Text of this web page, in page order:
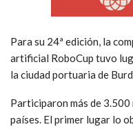
Para su 24ª edición, la
artificial RoboCup tuvo
la ciudad portuaria de
Participaron más de 3.500
países. El primer lugar lo